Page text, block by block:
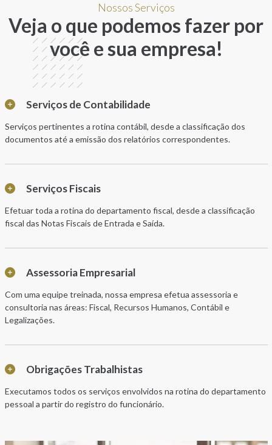
Nossos Serviços
Veja o que podemos fazer por
você e sua empresa!
Serviços de Contabilidade
Serviços pertinentes a rotina contábil, desde a classificação dos
documentos até a emissão dos relatórios correspondentes.
Serviços Fiscais
Efetuar toda a rotina do departamento fiscal, desde a classificação
fiscal das Notas Fiscais de Entrada e Saída.
Assessoria Empresarial
Com uma equipe treinada, nossa empresa efetua assessoria e
consultoria nas áreas: Fiscal, Recursos Humanos, Contábil e
Legalizações.
Obrigações Trabalhistas
Executamos todos os serviços envolvidos na rotina do departamento
pessoal a partir do registro do funcionário.